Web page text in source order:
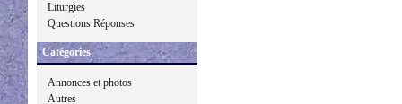
Liturgies
Questions Réponses
Catégories
Annonces et photos
Autres